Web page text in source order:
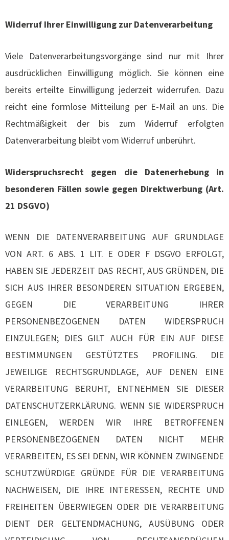
Widerruf Ihrer Einwilligung zur Datenverarbeitung
Viele Datenverarbeitungsvorgänge sind nur mit Ihrer
ausdrücklichen Einwilligung möglich. Sie können eine
bereits erteilte Einwilligung jederzeit widerrufen. Dazu
reicht eine formlose Mitteilung per E-Mail an uns. Die
Rechtmäßigkeit der bis zum Widerruf erfolgten
Datenverarbeitung bleibt vom Widerruf unberührt.
Widerspruchsrecht gegen die Datenerhebung in
besonderen Fällen sowie gegen Direktwerbung (Art.
21 DSGVO)
WENN DIE DATENVERARBEITUNG AUF GRUNDLAGE
VON ART. 6 ABS. 1 LIT. E ODER F DSGVO ERFOLGT,
HABEN SIE JEDERZEIT DAS RECHT, AUS GRÜNDEN, DIE
SICH AUS IHRER BESONDEREN SITUATION ERGEBEN,
GEGEN DIE VERARBEITUNG IHRER
PERSONENBEZOGENEN DATEN WIDERSPRUCH
EINZULEGEN; DIES GILT AUCH FÜR EIN AUF DIESE
BESTIMMUNGEN GESTÜTZTES PROFILING. DIE
JEWEILIGE RECHTSGRUNDLAGE, AUF DENEN EINE
VERARBEITUNG BERUHT, ENTNEHMEN SIE DIESER
DATENSCHUTZERKLÄRUNG. WENN SIE WIDERSPRUCH
EINLEGEN, WERDEN WIR IHRE BETROFFENEN
PERSONENBEZOGENEN DATEN NICHT MEHR
VERARBEITEN, ES SEI DENN, WIR KÖNNEN ZWINGENDE
SCHUTZWÜRDIGE GRÜNDE FÜR DIE VERARBEITUNG
NACHWEISEN, DIE IHRE INTERESSEN, RECHTE UND
FREIHEITEN ÜBERWIEGEN ODER DIE VERARBEITUNG
DIENT DER GELTENDMACHUNG, AUSÜBUNG ODER